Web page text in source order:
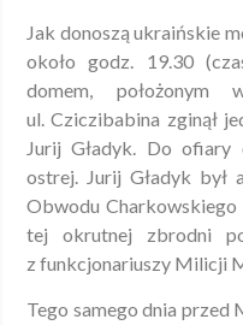
Jak donoszą ukraińskie
około godz. 19.30
domem, położonym
ul. Cziczibabina zginął
Jurij Gładyk. Do
ostrej. Jurij Gładyk był
Obwodu Charkowskiego
tej okrutnej zbrodni
z funkcjonariuszy Milicji
Tego samego dnia przed